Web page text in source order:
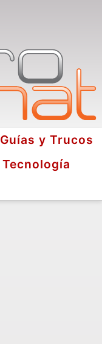
Guías y Trucos
Tecnología